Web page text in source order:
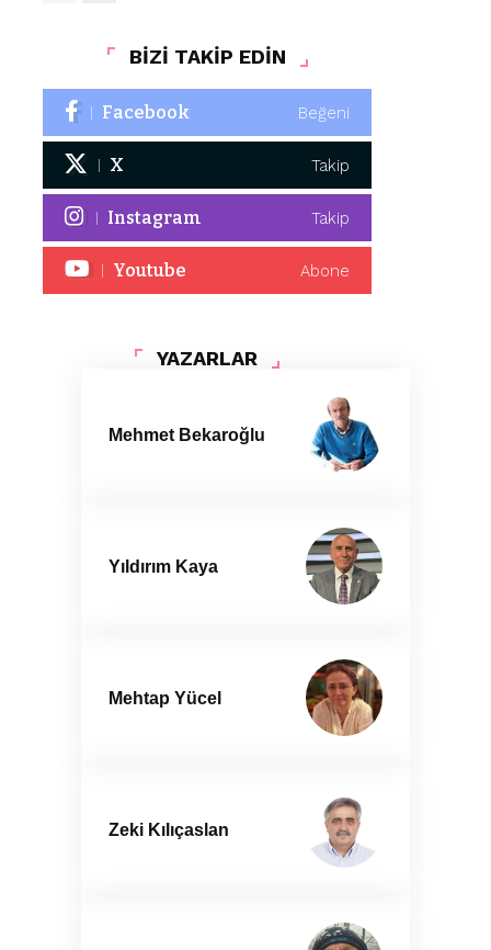
BİZİ TAKİP EDİN
Facebook Beğeni
X Takip
Instagram Takip
Youtube Abone
YAZARLAR
Mehmet Bekaroğlu
Yıldırım Kaya
Mehtap Yücel
Zeki Kılıçaslan